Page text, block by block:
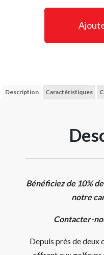
Description Caractéristiques
Bénéficiez de 10%
notre
Contacter-
Depuis près de deux